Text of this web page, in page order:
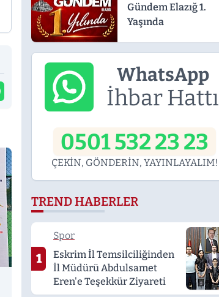
Gündem Elazığ 1.
Yaşında
WhatsApp
İhbar Hattı
0501 532 23 23
ÇEKİN, GÖNDERİN, YAYINLAYALIM!
TREND HABERLER
1
Spor
Eskrim İl Temsilciliğinden
İl Müdürü Abdulsamet
Eren'e Teşekkür Ziyareti